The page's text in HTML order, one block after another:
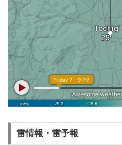
雷情報・雷予報